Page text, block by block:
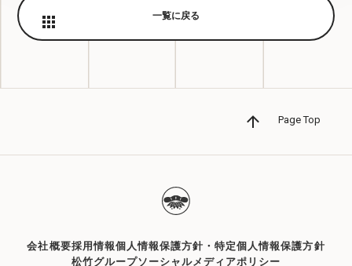
一覧に戻る
Page Top
会社概要採用情報個人情報保護方針・特定個人情報保護方針
松竹グループソーシャルメディアポリシー